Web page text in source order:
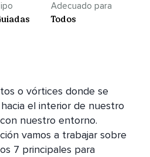
Adecuado para
Todos
o vórtices donde se
el interior de nuestro
nuestro entorno.
vamos a trabajar sobre
7 principales para